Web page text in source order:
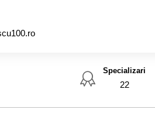
Specializari
22